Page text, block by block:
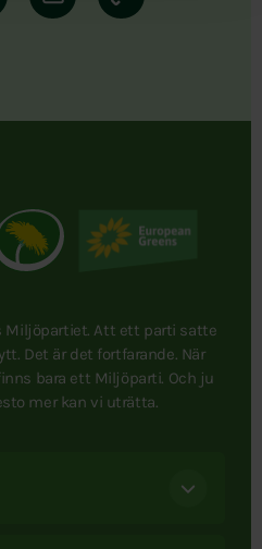
Miljöpartiet. Att ett parti satte
Det är det fortfarande. När
bara ett Miljöparti. Och ju
mer kan vi uträtta.